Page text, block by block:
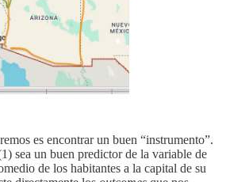
es encontrar un buen “instrumento”.
sea un buen predictor de la variable de
de los habitantes a la capital de su